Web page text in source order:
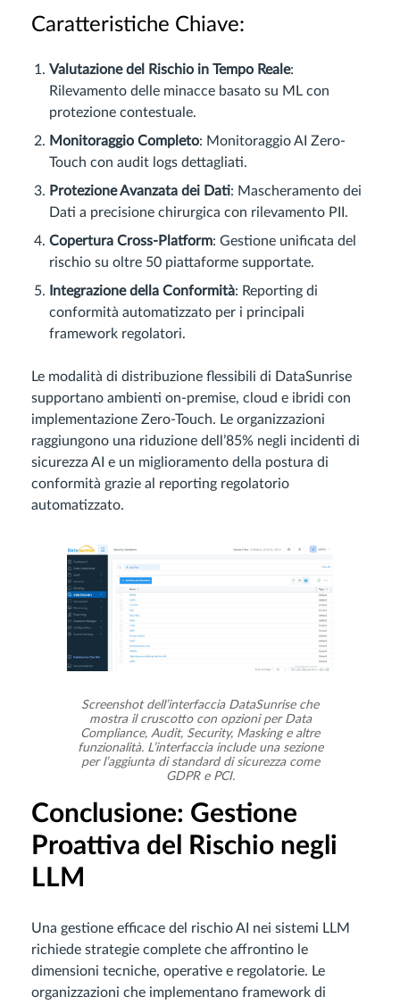
Caratteristiche Chiave:
Valutazione del Rischio in Tempo Reale:
Rilevamento delle minacce basato su ML con
protezione contestuale.
Monitoraggio Completo: Monitoraggio AI Zero-
Touch con audit logs dettagliati.
Protezione Avanzata dei Dati: Mascheramento dei
Dati a precisione chirurgica con rilevamento PII.
Copertura Cross-Platform: Gestione unificata del
rischio su oltre 50 piattaforme supportate.
Integrazione della Conformità: Reporting di
conformità automatizzato per i principali
framework regolatori.
Le modalità di distribuzione flessibili di DataSunrise
supportano ambienti on-premise, cloud e ibridi con
implementazione Zero-Touch. Le organizzazioni
raggiungono una riduzione dell’85% negli incidenti di
sicurezza AI e un miglioramento della postura di
conformità grazie al reporting regolatorio
automatizzato.
Screenshot dell’interfaccia DataSunrise che
mostra il cruscotto con opzioni per Data
Compliance, Audit, Security, Masking e altre
funzionalità. L’interfaccia include una sezione
per l’aggiunta di standard di sicurezza come
GDPR e PCI.
Conclusione: Gestione
Proattiva del Rischio negli
LLM
Una gestione efficace del rischio AI nei sistemi LLM
richiede strategie complete che affrontino le
dimensioni tecniche, operative e regolatorie. Le
organizzazioni che implementano framework di